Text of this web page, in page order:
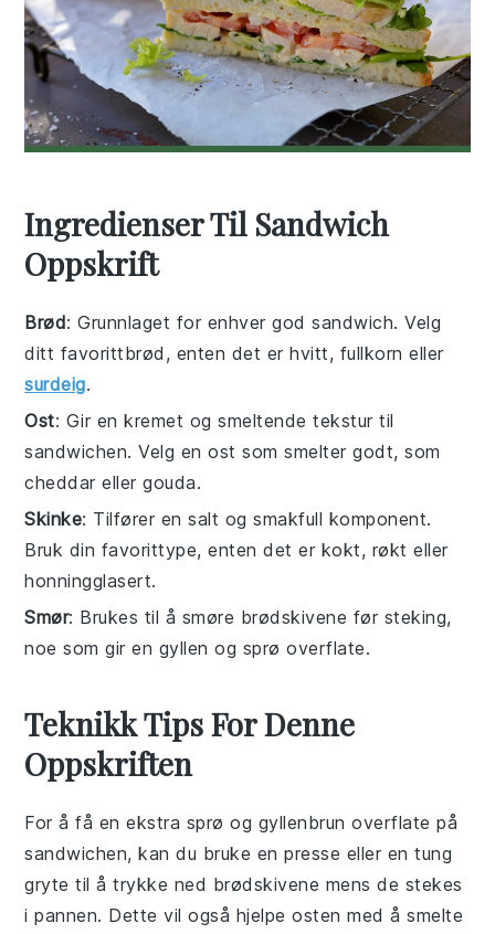
Ingredienser Til Sandwich
Oppskrift
Brød: Grunnlaget for enhver god sandwich. Velg
ditt favorittbrød, enten det er hvitt, fullkorn eller
surdeig.
Ost: Gir en kremet og smeltende tekstur til
sandwichen. Velg en ost som smelter godt, som
cheddar eller gouda.
Skinke: Tilfører en salt og smakfull komponent.
Bruk din favorittype, enten det er kokt, røkt eller
honningglasert.
Smør: Brukes til å smøre brødskivene før steking,
noe som gir en gyllen og sprø overflate.
Teknikk Tips For Denne
Oppskriften
For å få en ekstra sprø og gyllenbrun overflate på
sandwichen, kan du bruke enpresse eller en tung
gryte til å trykke ned brødskivene mens de stekes
ipannen. Dette vil også hjelpeosten med å smelte